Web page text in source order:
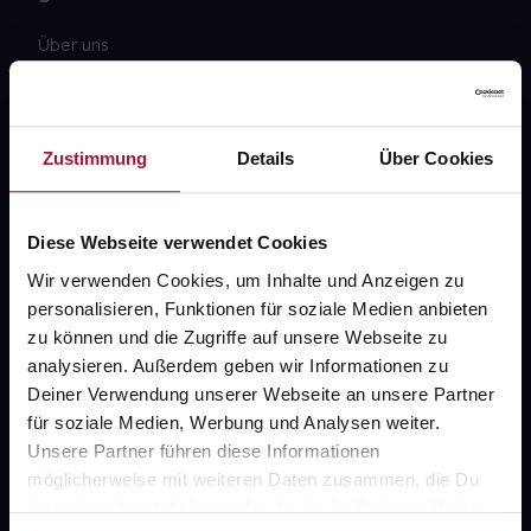
Zustimmung Details Über Cookies
Diese Webseite verwendet Cookies
Wir verwenden Cookies, um Inhalte und Anzeigen zu
personalisieren, Funktionen für soziale Medien anbieten
zu können und die Zugriffe auf unsere Webseite zu
analysieren. Außerdem geben wir Informationen zu
Deiner Verwendung unserer Webseite an unsere Partner
für soziale Medien, Werbung und Analysen weiter.
Unsere Partner führen diese Informationen
möglicherweise mit weiteren Daten zusammen, die Du
ihnen bereitgestellt hast oder die sie im Rahmen Deiner
Über uns
Newsletter
Sanitätshäuser
AGB
Impressum